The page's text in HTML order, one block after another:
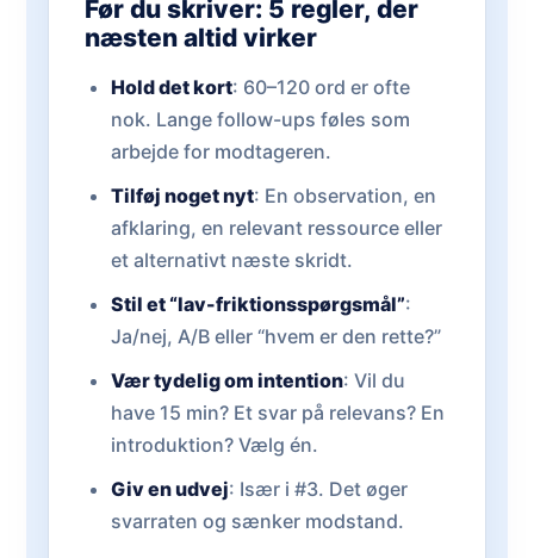
Før du skriver: 5 regler, der
næsten altid virker
Hold det kort: 60–120 ord er ofte
nok. Lange follow-ups føles som
arbejde for modtageren.
Tilføj noget nyt: En observation, en
afklaring, en relevant ressource eller
et alternativt næste skridt.
Stil et “lav-friktionsspørgsmål”:
Ja/nej, A/B eller “hvem er den rette?”
Vær tydelig om intention: Vil du
have 15 min? Et svar på relevans? En
introduktion? Vælg én.
Giv en udvej: Især i #3. Det øger
svarraten og sænker modstand.